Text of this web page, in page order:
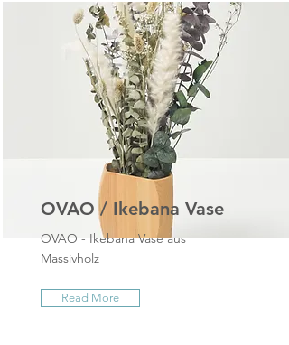
OVAO / Ikebana Vase
OVAO - Ikebana Vase aus
Massivholz
Read More